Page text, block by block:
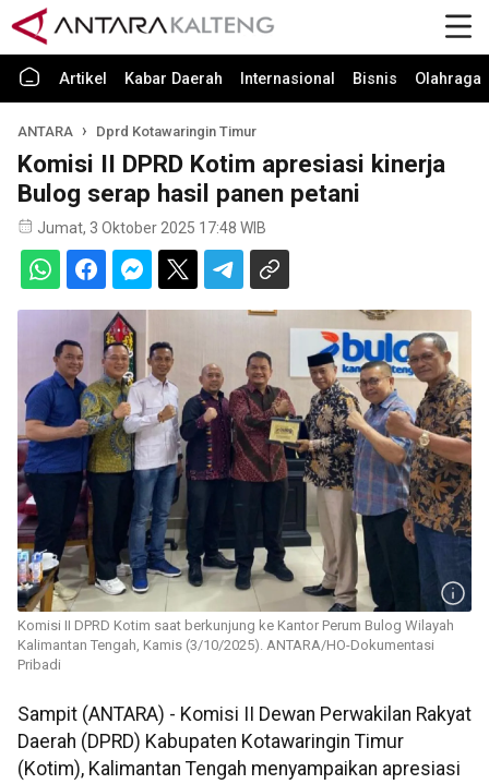
Artikel Kabar Daerah Internasional Bisnis Olahraga
ANTARA Dprd Kotawaringin Timur
Komisi II DPRD Kotim apresiasi kinerja
Bulog serap hasil panen petani
Jumat, 3 Oktober 2025 17:48 WIB
Komisi II DPRD Kotim saat berkunjung ke Kantor Perum Bulog Wilayah
Kalimantan Tengah, Kamis (3/10/2025). ANTARA/HO-Dokumentasi
Pribadi
Sampit (ANTARA) - Komisi II Dewan Perwakilan Rakyat
Daerah (DPRD) Kabupaten Kotawaringin Timur
(Kotim), Kalimantan Tengah menyampaikan apresiasi